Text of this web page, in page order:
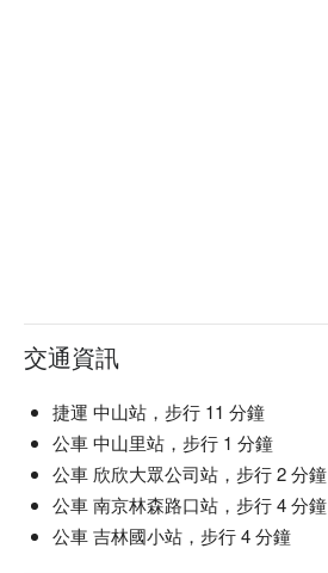
交通資訊
捷運 中山站，步行 11 分鐘
公車 中山里站，步行 1 分鐘
公車 欣欣大眾公司站，步行 2 分鐘
公車 南京林森路口站，步行 4 分鐘
公車 吉林國小站，步行 4 分鐘